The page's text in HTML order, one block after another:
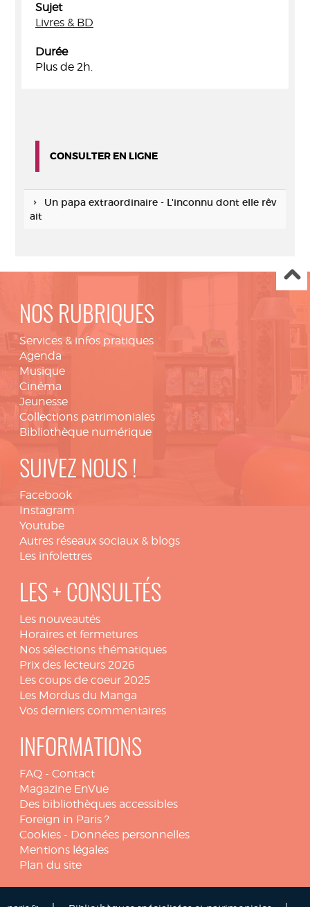
Sujet
Livres & BD
Durée
Plus de 2h.
CONSULTER EN LIGNE
Un papa extraordinaire - L'inconnu dont elle rêv
ait
NOS RUBRIQUES
Services & infos pratiques
Agenda
Musique
Cinéma
Jeunesse
Collections patrimoniales
Bibliothèque numérique
SUIVEZ NOUS !
Facebook
Instagram
Youtube
Autres réseaux sociaux & blogs
Les infolettres
LES + CONSULTÉS
Les nouveautés
Horaires et fermetures
Nos sélections thématiques
Prix des lecteurs 2026
Les coups de coeur 2025
Les Mordus du Manga
Vos derniers commentaires
INFORMATIONS
FAQ - Contact
Magazine EnVue
Des bibliothèques accessibles
Foreign in Paris ?
Cookies - Données personnelles
Mentions légales
Plan du site